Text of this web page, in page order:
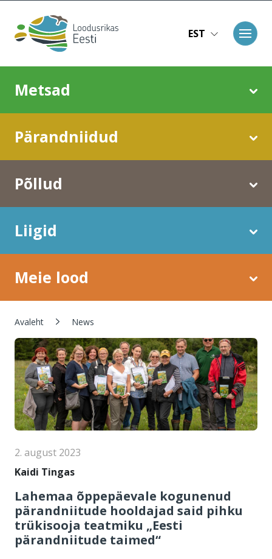
EST
Metsad
Pärandniidud
Põllud
Liigid
Meie lood
Leivapuru
Avaleht News
2. august 2023
Kaidi Tingas
Lahemaa õppepäevale kogunenud
pärandniitude hooldajad said pihku
trükisooja teatmiku „Eesti
pärandniitude taimed“